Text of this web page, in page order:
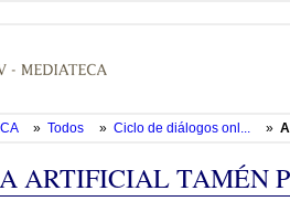
» Todos » Ciclo de diálogos onl... »
ARTIFICIAL TAMÉN